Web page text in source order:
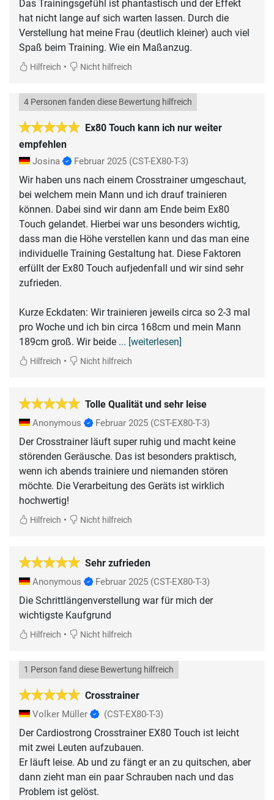
Das Trainingsgefühl ist phantastisch und der Effekt
hat nicht lange auf sich warten lassen. Durch die
Verstellung hat meine Frau (deutlich kleiner) auch viel
Spaß beim Training. Wie ein Maßanzug.
Hilfreich • Nicht hilfreich
Ex80 Touch kann ich nur weiter
empfehlen
4 Personen fanden diese Bewertung hilfreich
Josina Februar 2025 (CST-EX80-T-3)
Wir haben uns nach einem Crosstrainer umgeschaut,
bei welchem mein Mann und ich drauf trainieren
können. Dabei sind wir dann am Ende beim Ex80
Touch gelandet. Hierbei war uns besonders wichtig,
dass man die Höhe verstellen kann und das man eine
individuelle Training Gestaltung hat. Diese Faktoren
erfüllt der Ex80 Touch aufjedenfall und wir sind sehr
zufrieden.
Kurze Eckdaten: Wir trainieren jeweils circa so 2-3 mal
pro Woche und ich bin circa 168cm und mein Mann
189cm groß. Wir beide ... [weiterlesen]
Hilfreich • Nicht hilfreich
Tolle Qualität und sehr leise
Anonymous Februar 2025 (CST-EX80-T-3)
Der Crosstrainer läuft super ruhig und macht keine
störenden Geräusche. Das ist besonders praktisch,
wenn ich abends trainiere und niemanden stören
möchte. Die Verarbeitung des Geräts ist wirklich
hochwertig!
Hilfreich • Nicht hilfreich
Sehr zufrieden
Anonymous Februar 2025 (CST-EX80-T-3)
Die Schrittlängenverstellung war für mich der
wichtigste Kaufgrund
Hilfreich • Nicht hilfreich
Crosstrainer
1 Person fand diese Bewertung hilfreich
Volker Müller (CST-EX80-T-3)
Der Cardiostrong Crosstrainer EX80 Touch ist leicht
mit zwei Leuten aufzubauen.
Er läuft leise. Ab und zu fängt er an zu quitschen, aber
dann zieht man ein paar Schrauben nach und das
Problem ist gelöst.